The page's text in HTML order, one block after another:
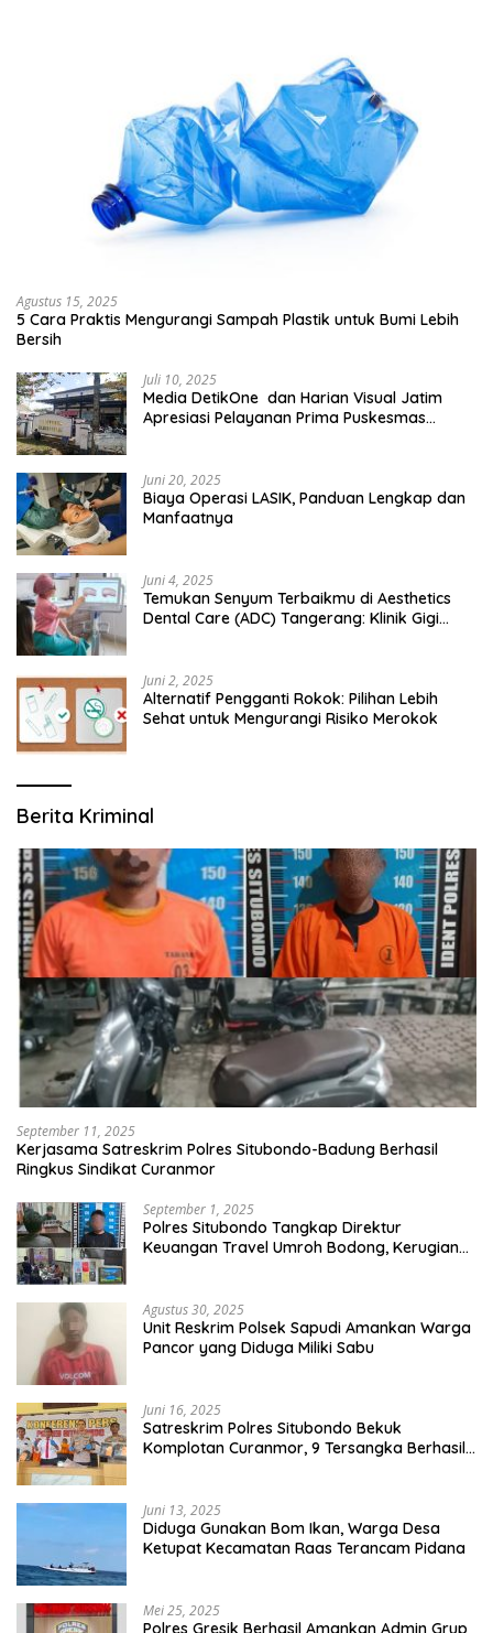
Agustus 15, 2025
5 Cara Praktis Mengurangi Sampah Plastik untuk Bumi Lebih
Bersih
Juli 10, 2025
Media DetikOne dan Harian Visual Jatim
Apresiasi Pelayanan Prima Puskesmas
Juni 20, 2025
Biaya Operasi LASIK, Panduan Lengkap dan
Manfaatnya
Juni 4, 2025
Temukan Senyum Terbaikmu di Aesthetics
Dental Care (ADC) Tangerang: Klinik Gigi
Juni 2, 2025
Alternatif Pengganti Rokok: Pilihan Lebih
Sehat untuk Mengurangi Risiko Merokok
Berita Kriminal
September 11, 2025
Kerjasama Satreskrim Polres Situbondo-Badung Berhasil
Ringkus Sindikat Curanmor
September 1, 2025
Polres Situbondo Tangkap Direktur
Keuangan Travel Umroh Bodong, Kerugian
Agustus 30, 2025
Unit Reskrim Polsek Sapudi Amankan Warga
Pancor yang Diduga Miliki Sabu
Juni 16, 2025
Satreskrim Polres Situbondo Bekuk
Komplotan Curanmor, 9 Tersangka Berhasil
Juni 13, 2025
Diduga Gunakan Bom Ikan, Warga Desa
Ketupat Kecamatan Raas Terancam Pidana
Mei 25, 2025
Polres Gresik Berhasil Amankan Admin Grup